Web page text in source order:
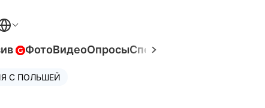
ФотоВидеоОпросыСпецпроекты
С ПОЛЬШЕЙ